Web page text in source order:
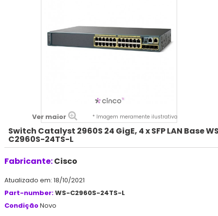
Ver maior * Imagem meramente ilustrativa
Switch Catalyst 2960S 24 GigE, 4 x SFP LAN Base
C2960S-24TS-L
Fabricante:Cisco
Atualizado em: 18/10/2021
Part-number:WS-C2960S-24TS-L
CondiçãoNovo